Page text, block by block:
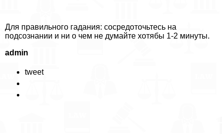
Для правильного гадания: сосредоточьтесь на
подсознании и ни о чем не думайте хотябы 1-2 минуты.
admin
tweet